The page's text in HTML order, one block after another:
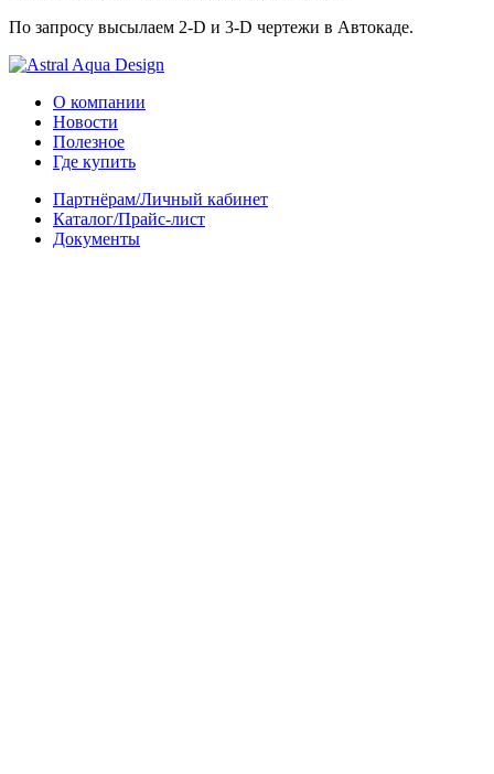
По запросу высылаем 2-D и 3-D чертежи в Автокаде.
О компании
Новости
Полезное
Где купить
Партнёрам/Личный кабинет
Каталог/Прайс-лист
Документы